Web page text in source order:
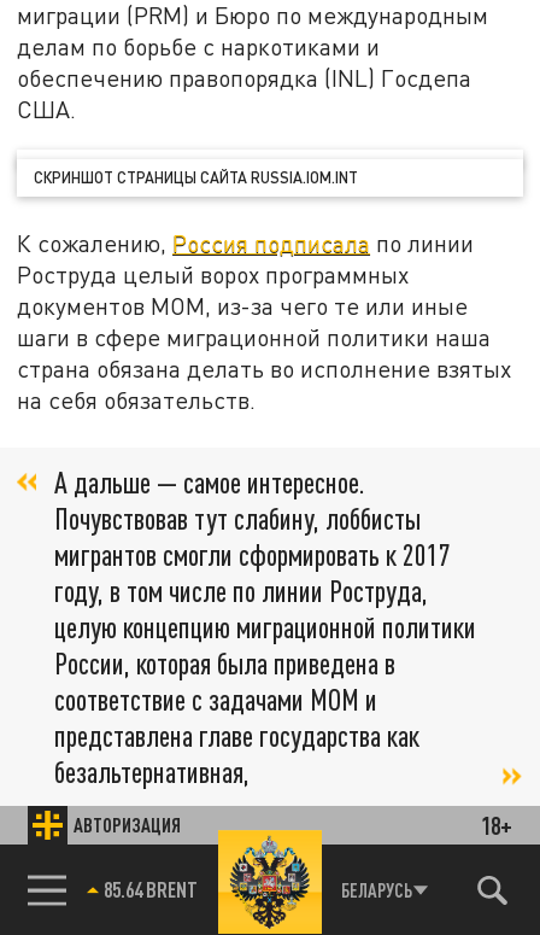
АВТОРИЗАЦИЯ 18+
85.64 BRENT БЕЛАРУСЬ
миграции (PRM) и Бюро по международным
делам по борьбе с наркотиками и
обеспечению правопорядка (INL) Госдепа
США.
СКРИНШОТ СТРАНИЦЫ САЙТА RUSSIA.IOM.INT
К сожалению, Россия подписала по линии
Роструда целый ворох программных
документов МОМ, из-за чего те или иные
шаги в сфере миграционной политики наша
страна обязана делать во исполнение взятых
на себя обязательств.
А дальше — самое интересное.
Почувствовав тут слабину, лоббисты
мигрантов смогли сформировать к 2017
году, в том числе по линии Роструда,
целую концепцию миграционной политики
России, которая была приведена в
соответствие с задачами МОМ и
представлена главе государства как
безальтернативная,
— отметил наш источник в миграционной
сфере.